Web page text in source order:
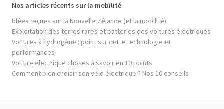
Nos articles récents sur la mobilité
Idées reçues sur la Nouvelle Zélande (et la mobilité)
Exploitation des terres rares et batteries des voitures électriques
Voitures à hydrogène : point sur cette technologie et
performances
Voiture électrique choses à savoir en 10 points
Comment bien choisir son vélo électrique ? Nos 10 conseils